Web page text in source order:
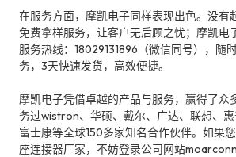
在服务方面，摩凯电子同样表现出色。没有
免费拿样服务，让客户无后顾之忧；摩凯电
服务热线：18029131896（微信同号），随
务，3天快速发货，高效便捷。
摩凯电子凭借卓越的产品与服务，赢得了众
务过wistron、华硕、戴尔、广达、联想、惠
富士康等全球150多家知名合作伙伴。如果
座连接器厂家，不妨登录公司网站